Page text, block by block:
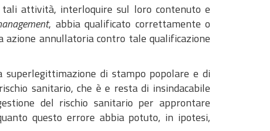
attività, interloquire sul loro contenuto e
, abbia qualificato correttamente o
azione annullatoria contro tale qualificazione
di stampo popolare e di
sanitario, che è e resta di insindacabile
del rischio sanitario per approntare
questo errore abbia potuto, in ipotesi,